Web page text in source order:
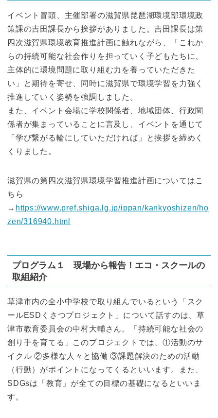
イベント冒頭、主催部署の滋賀県琵琶湖環境部環境政
策課の吉田課長から挨拶がありました。吉田課長は第
四次滋賀県環境教育推進計画に触れながら、「これか
らの持続可能な社会作りを担っていく子どもたちに、
主体的に環境問題に取り組む力を養っていただきた
い」と期待を寄せ、同時に滋賀県で環境学習を力強く
推進していく姿勢を強調しました。
また、イベント会場に学校関係者、地域団体、行政関
係者が集まっていることに言及し、イベントを通じて
「学び繋がる輪にしていただければ」と挨拶を締めく
くりました。
滋賀県の第四次滋賀県環境学習推進計画についてはこ
ちら
→ https://www.pref.shiga.lg.jp/ippan/kankyoshizen/ho
zen/316940.html
プログラム１ 現場から報告！エコ・スクールの
取組紹介
草津市内の全小中学校で取り組んでいるという「スク
ールESDくさつプロジェクト」について話すのは、草
津市教育委員会の中村大輔さん。「持続可能な社会の
創り手を育てる」このプロジェクトでは、①活動のサ
イクル ②多様な人々と協働 ③課題解決のための活動
（行動）がポイントになってくるといいます。また、
SDGsは「教育」が全ての目標の基礎になるといいま
す。